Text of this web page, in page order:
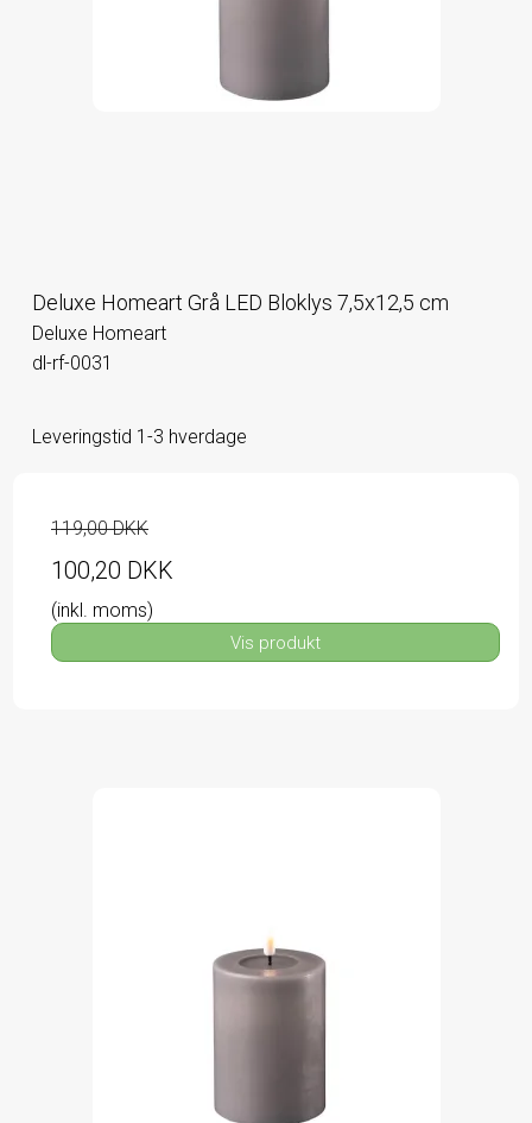
Deluxe Homeart Grå LED Bloklys 7,5x12,5 cm
Deluxe Homeart
dl-rf-0031
Leveringstid 1-3 hverdage
119,00 DKK
100,20 DKK
(inkl. moms)
Vis produkt